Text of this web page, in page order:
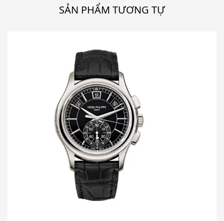
SẢN PHẨM TƯƠNG TỰ